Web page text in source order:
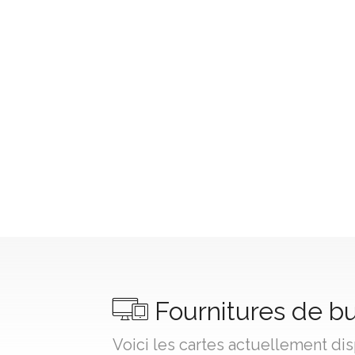
Fournitures de
Voici les cartes actuellement